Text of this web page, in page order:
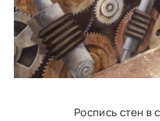
Роспись стен в